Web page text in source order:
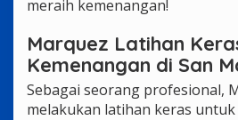
meraih kemenangan!
Marquez Latihan
Kemenangan di San
Sebagai seorang profesional,
melakukan latihan keras